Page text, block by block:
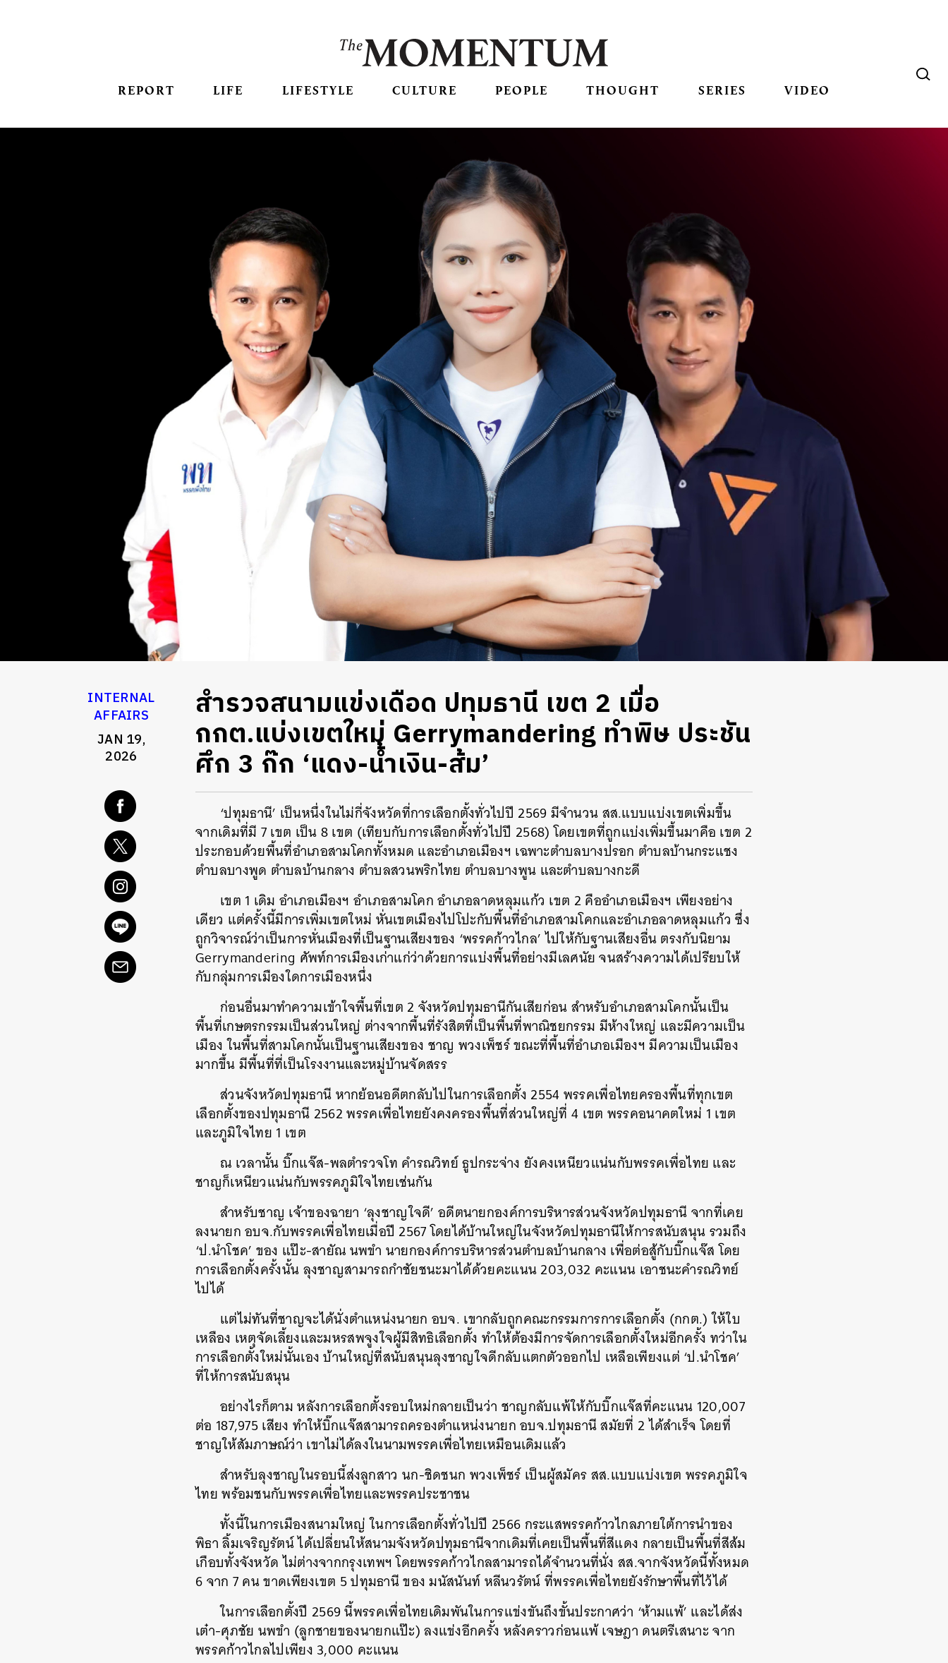
REPORT LIFE LIFESTYLE CULTURE PEOPLE THOUGHT SERIES VIDEO
INTERNAL
AFFAIRS
JAN 19,
2026
สำรวจสนามแข่งเดือด ปทุมธานี เขต 2 เมื่อ
กกต.แบ่งเขตใหม่ Gerrymandering ทำพิษ ประชัน
ศึก 3 ก๊ก ‘แดง-น้ำเงิน-ส้ม’
‘ปทุมธานี’ เป็นหนึ่งในไม่กี่จังหวัดที่การเลือกตั้งทั่วไปปี 2569 มีจำนวน สส.แบบแบ่งเขตเพิ่มขึ้น
จากเดิมที่มี 7 เขต เป็น 8 เขต (เทียบกับการเลือกตั้งทั่วไปปี 2568) โดยเขตที่ถูกแบ่งเพิ่มขึ้นมาคือ เขต 2
ประกอบด้วยพื้นที่อำเภอสามโคกทั้งหมด และอำเภอเมืองฯ เฉพาะตำบลบางปรอก ตำบลบ้านกระแชง
ตำบลบางพูด ตำบลบ้านกลาง ตำบลสวนพริกไทย ตำบลบางพูน และตำบลบางกะดี
เขต 1 เดิม อำเภอเมืองฯ อำเภอสามโคก อำเภอลาดหลุมแก้ว เขต 2 คืออำเภอเมืองฯ เพียงอย่าง
เดียว แต่ครั้งนี้มีการเพิ่มเขตใหม่ หั่นเขตเมืองไปโปะกับพื้นที่อำเภอสามโคกและอำเภอลาดหลุมแก้ว ซึ่ง
ถูกวิจารณ์ว่าเป็นการหั่นเมืองที่เป็นฐานเสียงของ ‘พรรคก้าวไกล’ ไปให้กับฐานเสียงอื่น ตรงกับนิยาม
Gerrymandering ศัพท์การเมืองเก่าแก่ว่าด้วยการแบ่งพื้นที่อย่างมีเลศนัย จนสร้างความได้เปรียบให้
กับกลุ่มการเมืองใดการเมืองหนึ่ง
ก่อนอื่นมาทำความเข้าใจพื้นที่เขต 2 จังหวัดปทุมธานีกันเสียก่อน สำหรับอำเภอสามโคกนั้นเป็น
พื้นที่เกษตรกรรมเป็นส่วนใหญ่ ต่างจากพื้นที่รังสิตที่เป็นพื้นที่พาณิชยกรรม มีห้างใหญ่ และมีความเป็น
เมือง ในพื้นที่สามโคกนั้นเป็นฐานเสียงของ ชาญ พวงเพ็ชร์ ขณะที่พื้นที่อำเภอเมืองฯ มีความเป็นเมือง
มากขึ้น มีพื้นที่ที่เป็นโรงงานและหมู่บ้านจัดสรร
ส่วนจังหวัดปทุมธานี หากย้อนอดีตกลับไปในการเลือกตั้ง 2554 พรรคเพื่อไทยครองพื้นที่ทุกเขต
เลือกตั้งของปทุมธานี 2562 พรรคเพื่อไทยยังคงครองพื้นที่ส่วนใหญ่ที่ 4 เขต พรรคอนาคตใหม่ 1 เขต
และภูมิใจไทย 1 เขต
ณ เวลานั้น บิ๊กแจ๊ส-พลตำรวจโท คำรณวิทย์ ธูปกระจ่าง ยังคงเหนียวแน่นกับพรรคเพื่อไทย และ
ชาญก็เหนียวแน่นกับพรรคภูมิใจไทยเช่นกัน
สำหรับชาญ เจ้าของฉายา ‘ลุงชาญใจดี’ อดีตนายกองค์การบริหารส่วนจังหวัดปทุมธานี จากที่เคย
ลงนายก อบจ.กับพรรคเพื่อไทยเมื่อปี 2567 โดยได้บ้านใหญ่ในจังหวัดปทุมธานีให้การสนับสนุน รวมถึง
‘ป.นำโชค’ ของ แป๊ะ-สายัณ นพขำ นายกองค์การบริหารส่วนตำบลบ้านกลาง เพื่อต่อสู้กับบิ๊กแจ๊ส โดย
การเลือกตั้งครั้งนั้น ลุงชาญสามารถกำชัยชนะมาได้ด้วยคะแนน 203,032 คะแนน เอาชนะคำรณวิทย์
ไปได้
แต่ไม่ทันที่ชาญจะได้นั่งตำแหน่งนายก อบจ. เขากลับถูกคณะกรรมการการเลือกตั้ง (กกต.) ให้ใบ
เหลือง เหตุจัดเลี้ยงและมหรสพจูงใจผู้มีสิทธิเลือกตั้ง ทำให้ต้องมีการจัดการเลือกตั้งใหม่อีกครั้ง ทว่าใน
การเลือกตั้งใหม่นั้นเอง บ้านใหญ่ที่สนับสนุนลุงชาญใจดีกลับแตกตัวออกไป เหลือเพียงแต่ ‘ป.นำโชค’
ที่ให้การสนับสนุน
อย่างไรก็ตาม หลังการเลือกตั้งรอบใหม่กลายเป็นว่า ชาญกลับแพ้ให้กับบิ๊กแจ๊สที่คะแนน 120,007
ต่อ 187,975 เสียง ทำให้บิ๊กแจ๊สสามารถครองตำแหน่งนายก อบจ.ปทุมธานี สมัยที่ 2 ได้สำเร็จ โดยที่
ชาญให้สัมภาษณ์ว่า เขาไม่ได้ลงในนามพรรคเพื่อไทยเหมือนเดิมแล้ว
สำหรับลุงชาญในรอบนี้ส่งลูกสาว นก-ชิดชนก พวงเพ็ชร์ เป็นผู้สมัคร สส.แบบแบ่งเขต พรรคภูมิใจ
ไทย พร้อมชนกับพรรคเพื่อไทยและพรรคประชาชน
ทั้งนี้ในการเมืองสนามใหญ่ ในการเลือกตั้งทั่วไปปี 2566 กระแสพรรคก้าวไกลภายใต้การนำของ
พิธา ลิ้มเจริญรัตน์ ได้เปลี่ยนให้สนามจังหวัดปทุมธานีจากเดิมที่เคยเป็นพื้นที่สีแดง กลายเป็นพื้นที่สีส้ม
เกือบทั้งจังหวัด ไม่ต่างจากกรุงเทพฯ โดยพรรคก้าวไกลสามารถได้จำนวนที่นั่ง สส.จากจังหวัดนี้ทั้งหมด
6 จาก 7 คน ขาดเพียงเขต 5 ปทุมธานี ของ มนัสนันท์ หลีนวรัตน์ ที่พรรคเพื่อไทยยังรักษาพื้นที่ไว้ได้
ในการเลือกตั้งปี 2569 นี้พรรคเพื่อไทยเดิมพันในการแข่งขันถึงขั้นประกาศว่า ‘ห้ามแพ้’ และได้ส่ง
เต๋า-ศุภชัย นพขำ (ลูกชายของนายกแป๊ะ) ลงแข่งอีกครั้ง หลังคราวก่อนแพ้ เจษฎา ดนตรีเสนาะ จาก
พรรคก้าวไกลไปเพียง 3,000 คะแนน
ค้นหา
SHARE TWEET EMAIL